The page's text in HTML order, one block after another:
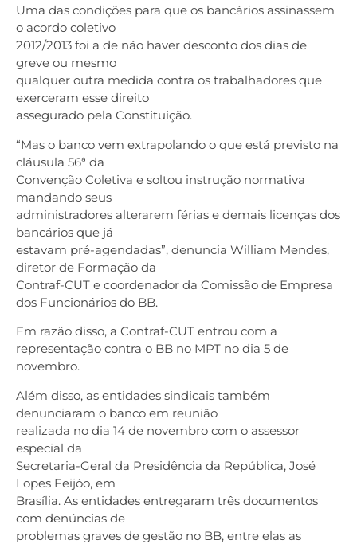
Uma das condições para que os bancários assinassem
o acordo coletivo
2012/2013 foi a de não haver desconto dos dias de
greve ou mesmo
qualquer outra medida contra os trabalhadores que
exerceram esse direito
assegurado pela Constituição.
“Mas o banco vem extrapolando o que está previsto na
cláusula 56ª da
Convenção Coletiva e soltou instrução normativa
mandando seus
administradores alterarem férias e demais licenças dos
bancários que já
estavam pré-agendadas”, denuncia William Mendes,
diretor de Formação da
Contraf-CUT e coordenador da Comissão de Empresa
dos Funcionários do BB.
Em razão disso, a Contraf-CUT entrou com a
representação contra o BB no MPT no dia 5 de
novembro.
Além disso, as entidades sindicais também
denunciaram o banco em reunião
realizada no dia 14 de novembro com o assessor
especial da
Secretaria-Geral da Presidência da República, José
Lopes Feijóo, em
Brasília. As entidades entregaram três documentos
com denúncias de
problemas graves de gestão no BB, entre elas as